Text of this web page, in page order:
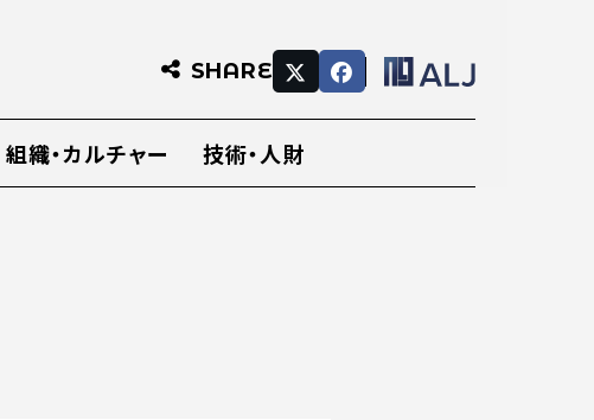
SHARE
組織・カルチャー 技術・人財